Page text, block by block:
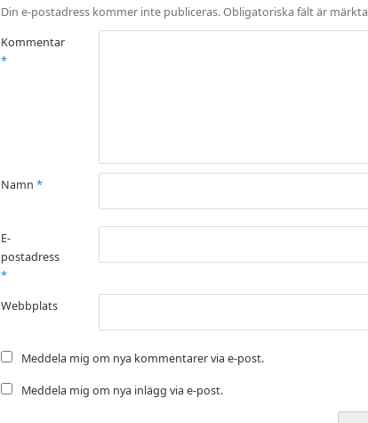
Din e-postadress kommer inte publiceras.Obligatoriska fält är märkta
Kommentar
*
Namn *
E-
postadress
*
Webbplats
Meddela mig om nya kommentarer via e-post.
Meddela mig om nya inlägg via e-post.